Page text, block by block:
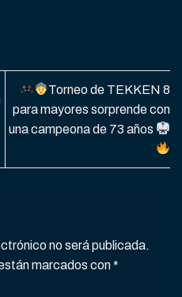
Torneo de TEKKEN 8
para mayores sorprende con
una campeona de 73 años
no será publicada.
marcados con*